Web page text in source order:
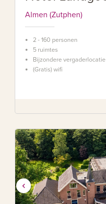
Almen (Zutphen)
2 - 160 personen
5 ruimtes
Bijzondere vergaderlocatie
(Gratis) wifi